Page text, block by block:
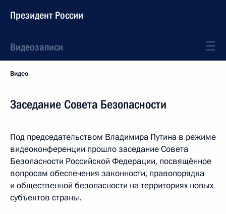
Президент России
Видеозаписи
Видео
Заседание Совета Безопасности
Под председательством Владимира Путина в режиме
видеоконференции прошло заседание Совета
Безопасности Российской Федерации, посвящённое
вопросам обеспечения законности, правопорядка
и общественной безопасности на территориях новых
субъектов страны.